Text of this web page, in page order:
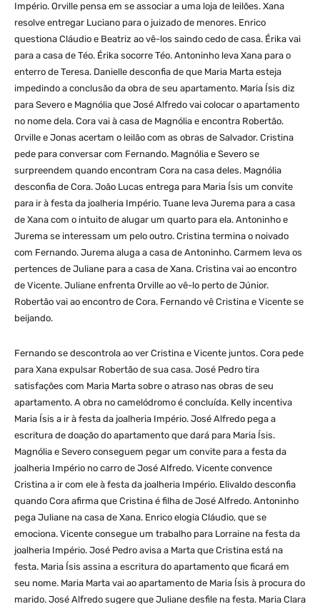
Império. Orville pensa em se associar a uma loja de leilões. Xana
resolve entregar Luciano para o juizado de menores. Enrico
questiona Cláudio e Beatriz ao vê-los saindo cedo de casa. Érika vai
para a casa de Téo. Érika socorre Téo. Antoninho leva Xana para o
enterro de Teresa. Danielle desconfia de que Maria Marta esteja
impedindo a conclusão da obra de seu apartamento. Maria Ísis diz
para Severo e Magnólia que José Alfredo vai colocar o apartamento
no nome dela. Cora vai à casa de Magnólia e encontra Robertão.
Orville e Jonas acertam o leilão com as obras de Salvador. Cristina
pede para conversar com Fernando. Magnólia e Severo se
surpreendem quando encontram Cora na casa deles. Magnólia
desconfia de Cora. João Lucas entrega para Maria Ísis um convite
para ir à festa da joalheria Império. Tuane leva Jurema para a casa
de Xana com o intuito de alugar um quarto para ela. Antoninho e
Jurema se interessam um pelo outro. Cristina termina o noivado
com Fernando. Jurema aluga a casa de Antoninho. Carmem leva os
pertences de Juliane para a casa de Xana. Cristina vai ao encontro
de Vicente. Juliane enfrenta Orville ao vê-lo perto de Júnior.
Robertão vai ao encontro de Cora. Fernando vê Cristina e Vicente se
beijando.
Fernando se descontrola ao ver Cristina e Vicente juntos. Cora pede
para Xana expulsar Robertão de sua casa. José Pedro tira
satisfações com Maria Marta sobre o atraso nas obras de seu
apartamento. A obra no camelódromo é concluída. Kelly incentiva
Maria Ísis a ir à festa da joalheria Império. José Alfredo pega a
escritura de doação do apartamento que dará para Maria Ísis.
Magnólia e Severo conseguem pegar um convite para a festa da
joalheria Império no carro de José Alfredo. Vicente convence
Cristina a ir com ele à festa da joalheria Império. Elivaldo desconfia
quando Cora afirma que Cristina é filha de José Alfredo. Antoninho
pega Juliane na casa de Xana. Enrico elogia Cláudio, que se
emociona. Vicente consegue um trabalho para Lorraine na festa da
joalheria Império. José Pedro avisa a Marta que Cristina está na
festa. Maria Ísis assina a escritura do apartamento que ficará em
seu nome. Maria Marta vai ao apartamento de Maria Ísis à procura do
marido. José Alfredo sugere que Juliane desfile na festa. Maria Clara